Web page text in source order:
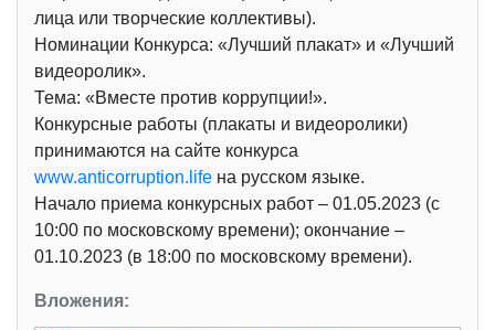
лица или творческие коллективы).
Номинации Конкурса: «Лучший плакат» и «Лучший
видеоролик».
Тема: «Вместе против коррупции!».
Конкурсные работы (плакаты и видеоролики)
принимаются на сайте конкурса
www.anticorruption.life на русском языке.
Начало приема конкурсных работ – 01.05.2023 (с
10:00 по московскому времени); окончание –
01.10.2023 (в 18:00 по московскому времени).
Вложения: